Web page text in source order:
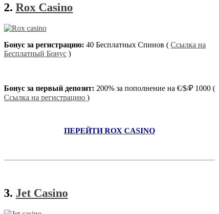
2. Rox Casino
Бонус за регистрацию: 40 Бесплатных Спинов ( Ссылка на
Бесплатный Бонус )
Бонус за первый депозит: 200% за пополнение на €/$/₽ 1000 (
Ссылка на регистрацию )
ПЕРЕЙТИ ROX CASINO
3. Jet Casino